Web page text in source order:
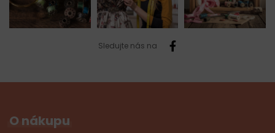
Sledujte nás na
O nákupu